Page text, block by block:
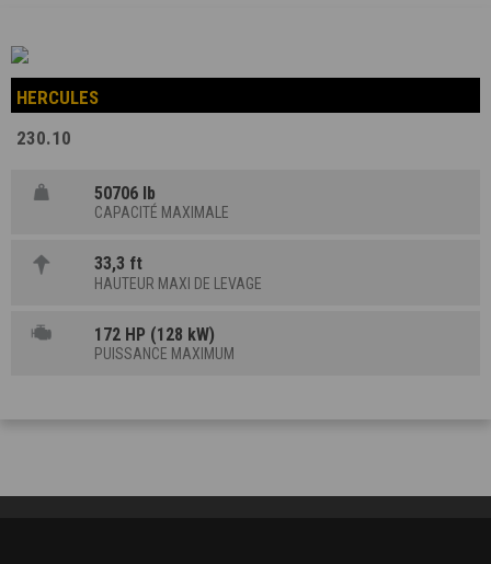
HERCULES
230.10
50706 lb
CAPACITÉ MAXIMALE
33,3 ft
HAUTEUR MAXI DE LEVAGE
172 HP (128 kW)
PUISSANCE MAXIMUM